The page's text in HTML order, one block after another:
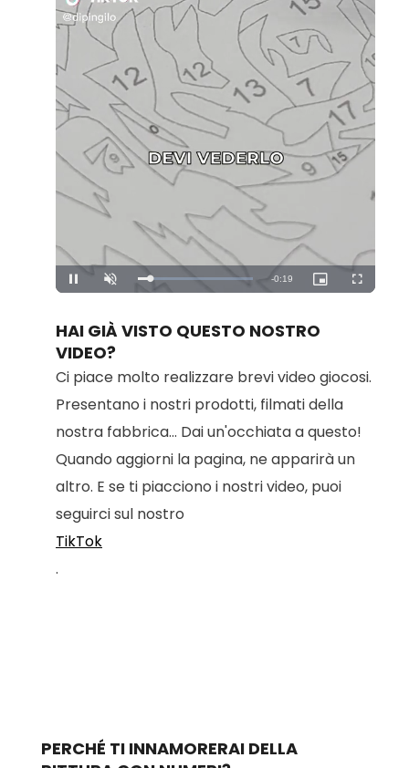
Unmute Loaded:
HAI GIÀ VISTO QUESTO NOSTRO
VIDEO?
Ci piace molto realizzare brevi video giocosi.
Presentano i nostri prodotti, filmati della
nostra fabbrica... Dai un'occhiata a questo!
Quando aggiorni la pagina, ne apparirà un
altro. E se ti piacciono i nostri video, puoi
seguirci sul nostro
TikTok
.
PERCHÉ TI INNAMORERAI DELLA